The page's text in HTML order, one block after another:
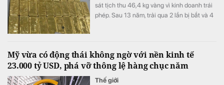
sát tịch thu 46,4 kg vàng vì kinh doanh trái
phép. Sau 13 năm, trải qua 2 lần bị bắt và 4
Mỹ vừa có động thái không ngờ với nền kinh tế
23.000 tỷ USD, phá vỡ thông lệ hàng chục năm
Thế giới